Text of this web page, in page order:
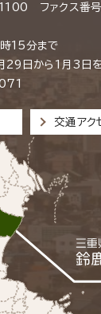
ファクス番
15分まで
29日から1月3日を
交通アク